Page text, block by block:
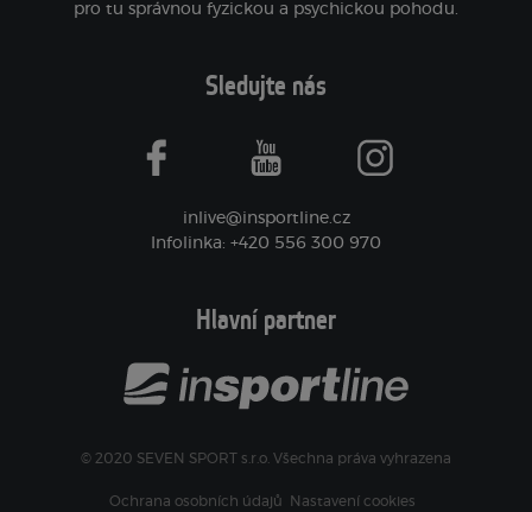
pro tu správnou fyzickou a psychickou pohodu.
Sledujte nás
facebook youtube instagram
inlive@insportline.cz
Infolinka: +420 556 300 970
Hlavní partner
© 2020 SEVEN SPORT s.r.o. Všechna práva vyhrazena
Ochrana osobních údajů Nastavení cookies